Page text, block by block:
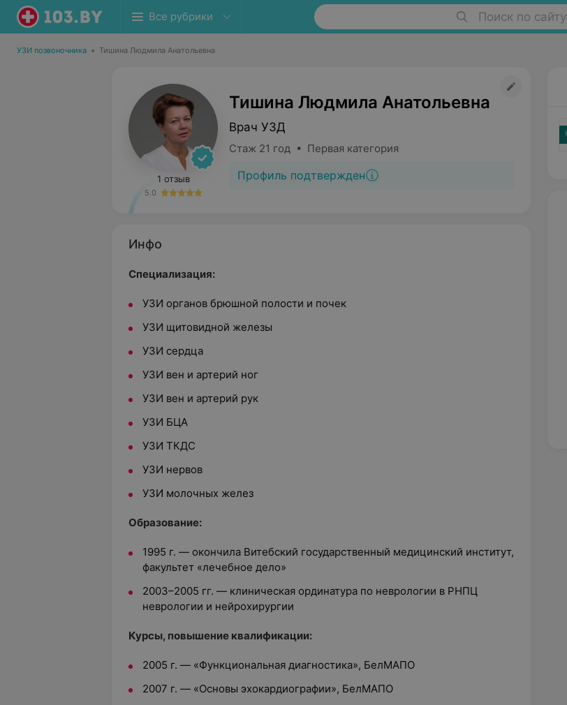
Все рубрики Поиск по сайту
УЗИ позвоночника • Тишина Людмила Анатольевна
1 отзыв
5.0
Тишина Людмила Анатольевна
Врач УЗД
Стаж 21 год • Первая категория
Профиль подтвержден
Инфо
Специализация:
УЗИ органов брюшной полости и почек
УЗИ щитовидной железы
УЗИ сердца
УЗИ вен и артерий ног
УЗИ вен и артерий рук
УЗИ БЦА
УЗИ ТКДС
УЗИ нервов
УЗИ молочных желез
Образование:
1995 г. — окончила Витебский государственный медицинский институт,
факультет «лечебное дело»
2003–2005 гг. — клиническая ординатура по неврологии в РНПЦ
неврологии и нейрохирургии
Курсы, повышение квалификации:
2005 г. — «Функциональная диагностика», БелМАПО
2007 г. — «Основы эхокардиографии», БелМАПО